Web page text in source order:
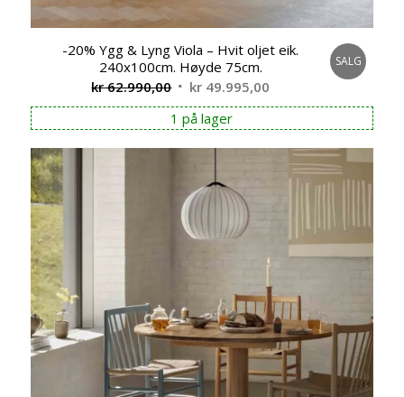
-20% Ygg & Lyng Viola – Hvit oljet eik.
240x100cm. Høyde 75cm.
kr62.990,00 Opprinnelig
pris
var:
kr 62.990,00.
kr 49.995,00
pris
er:
kr 49.995,00.
SALG
1 på lager